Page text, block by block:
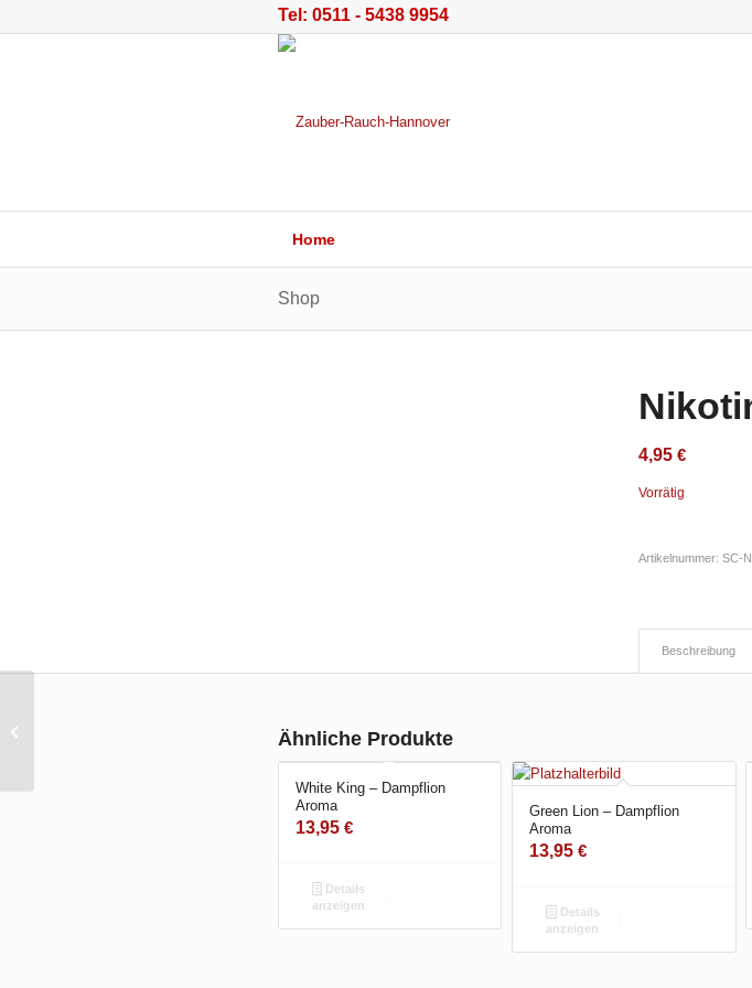
Tel: 0511 - 5438 9954
Home
Shop
4,95€
Vorrätig
Artikelnummer:SC-
Beschreibung
Ähnliche Produkte
White King – Dampflion
Aroma
13,95 €
Details
anzeigen
Green Lion – Dampflion
Aroma
13,95 €
Details
anzeigen